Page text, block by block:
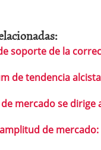
soporte de la
de tendencia alcista
mercado se dirige
de